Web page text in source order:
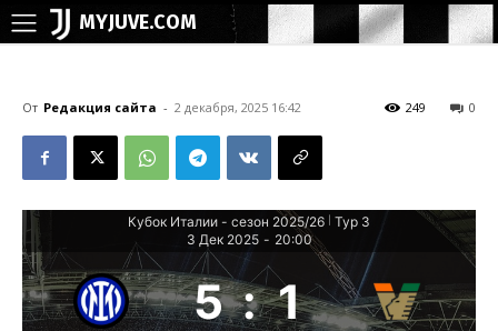
MYJUVE.COM
От Редакция сайта - 2 декабря, 2025 16:42 0
249
Кубок Италии - сезон 2025/26 Тур 3
3 Дек 2025 - 20:00
5 : 1